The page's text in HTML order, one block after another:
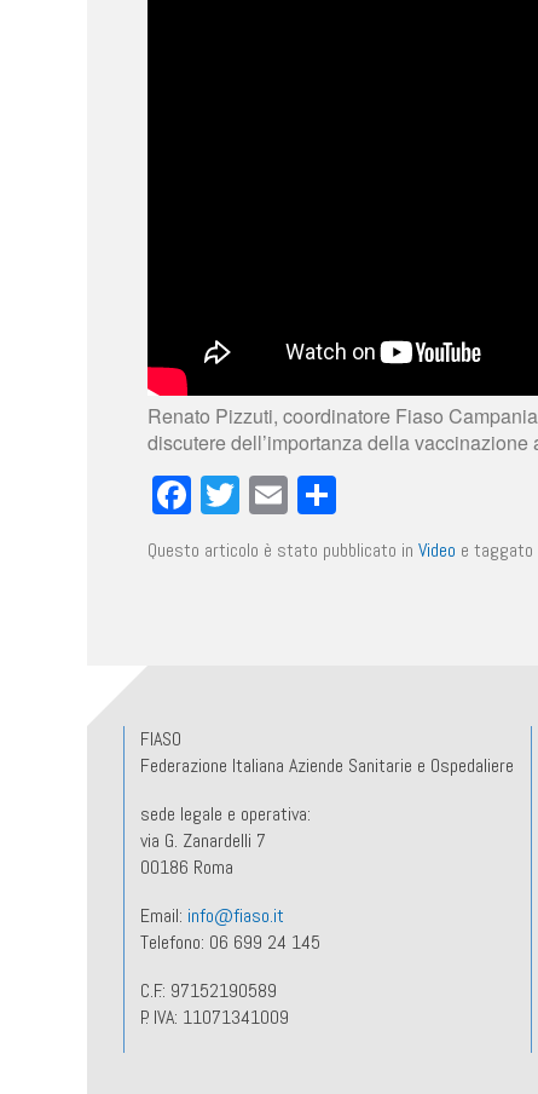
Renato Pizzuti, coordinatore Fiaso
discutere dell’importanza della
Facebook
Twitter
Email
Questo articolo è stato pubblicato in Video e taggato
FIASO
Federazione Italiana Aziende Sanitarie e Ospedaliere
sede legale e operativa:
via G. Zanardelli 7
00186 Roma
Email: info@fiaso.it
Telefono: 06 699 24 145
C.F.: 97152190589
P. IVA: 11071341009